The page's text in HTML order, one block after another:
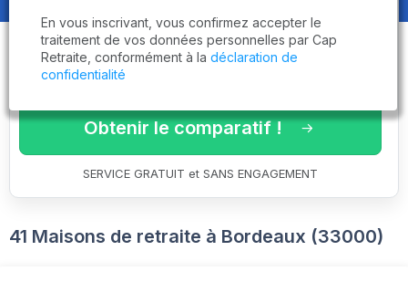
Obtenez le
comparatif des
établissementsadaptés à vos
critères en 3 minutes !
Obtenir le comparatif !
SERVICE GRATUIT et SANS ENGAGEMENT
41 Maisons de retraite à Bordeaux (33000)
En vous inscrivant, vous confirmez accepter le
traitement de vos données personnelles par Cap
Retraite, conformément à la déclaration de
confidentialité